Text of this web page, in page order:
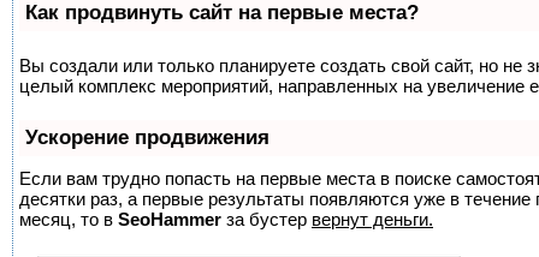
Как продвинуть сайт на первые места?
Вы создали или только планируете создать свой сайт, но не
целый комплекс мероприятий, направленных на увеличение
Ускорение продвижения
Если вам трудно попасть на первые места в поиске
десятки раз, а первые результаты появляются уже в
месяц, то в SeoHammer за бустер вернут деньги.